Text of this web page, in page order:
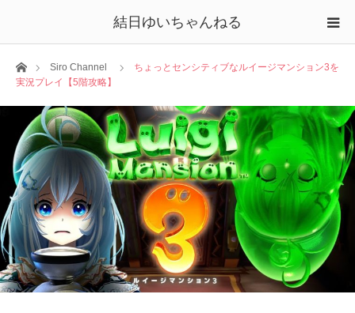
結日ゆいちゃんねる
ホームSiro Channel
ちょっとセンシティブなルイージマンション3を
実況プレイ【5階攻略】